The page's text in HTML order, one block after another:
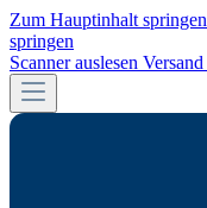
Zum Hauptinhalt springen
springen
Scanner auslesen Versand